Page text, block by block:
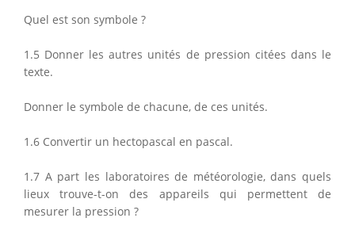
Quel est son symbole ?
1.5 Donner les autres unités de pression citées dans le
texte.
Donner le symbole de chacune, de ces unités.
1.6 Convertir un hectopascal en pascal.
1.7 A part les laboratoires de météorologie, dans quels
lieux trouve-t-on des appareils qui permettent de
mesurer la pression ?